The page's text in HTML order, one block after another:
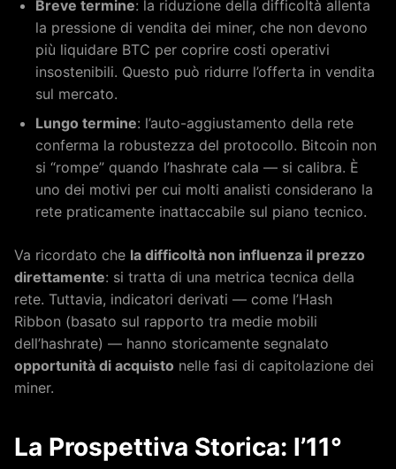
Breve termine: la riduzione della difficoltà allenta
la pressione di vendita dei miner, che non devono
più liquidare BTC per coprire costi operativi
insostenibili. Questo può ridurre l’offerta in vendita
sul mercato.
Lungo termine: l’auto-aggiustamento della rete
conferma la robustezza del protocollo. Bitcoin non
si “rompe” quando l’hashrate cala — si calibra. È
uno dei motivi per cui molti analisti considerano la
rete praticamente inattaccabile sul piano tecnico.
Va ricordato che la difficoltà non influenza il prezzo
direttamente: si tratta di una metrica tecnica della
rete. Tuttavia, indicatori derivati — come l’Hash
Ribbon (basato sul rapporto tra medie mobili
dell’hashrate) — hanno storicamente segnalato
opportunità di acquisto nelle fasi di capitolazione dei
miner.
La Prospettiva Storica: l’11°